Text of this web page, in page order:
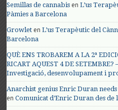
Semillas de cannabis enL’us
Pàmies a Barcelona
Growlet enL’us Terapèutic del
Barcelona
QUÈ ENS TROBAREM A LA 2ª
RICART AQUEST 4 DE
Investigació, desenvolupament i
Anarchist genius Enric Duran
enComunicat d’Enric Duran des de